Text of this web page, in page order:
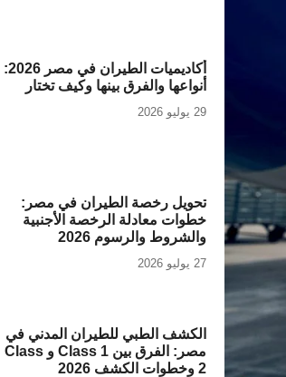
أكاديميات الطيران في مصر 2026:
أنواعها والفرق بينها وكيف تختار
29 يوليو 2026
تحويل رخصة الطيران في مصر:
خطوات معادلة الرخصة الأجنبية
والشروط والرسوم 2026
27 يوليو 2026
الكشف الطبي للطيران المدني في
مصر: الفرق بين Class 1 و Class
2 وخطوات الكشف 2026